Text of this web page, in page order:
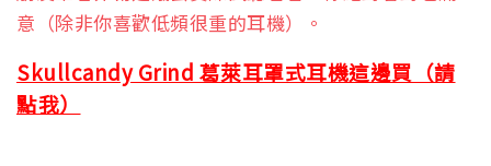
意（除非你喜歡低頻很重的耳機）。
Skullcandy Grind 葛萊耳罩式耳機這邊買（請
點我）